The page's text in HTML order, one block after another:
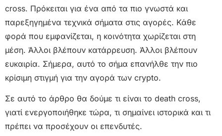
cross. Πρόκειται για ένα από τα πιο γνωστά και
παρεξηγημένα τεχνικά σήματα στις αγορές. Κάθε
φορά που εμφανίζεται, η κοινότητα χωρίζεται στη
μέση. Άλλοι βλέπουν κατάρρευση. Άλλοι βλέπουν
ευκαιρία. Σήμερα, αυτό το σήμα επανήλθε την πιο
κρίσιμη στιγμή για την αγορά των crypto.
Σε αυτό το άρθρο θα δούμε τι είναι το death cross,
γιατί ενεργοποιήθηκε τώρα, τι σημαίνει ιστορικά και τι
πρέπει να προσέχουν οι επενδυτές.